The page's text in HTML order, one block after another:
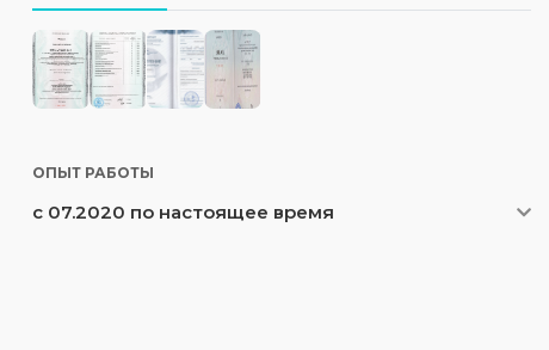
ОПЫТ РАБОТЫ
с 07.2020 по настоящее время